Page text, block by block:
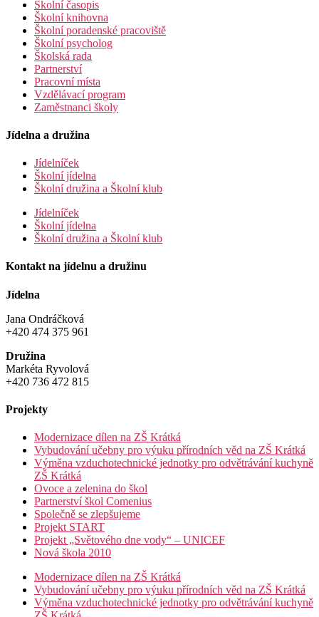
Školní časopis
Školní knihovna
Školní poradenské pracoviště
Školní psycholog
Školská rada
Partnerství
Pracovní místa
Vzdělávací program
Zaměstnanci školy
Jídelna a družina
Jídelníček
Školní jídelna
Školní družina a Školní klub
Jídelníček
Školní jídelna
Školní družina a Školní klub
Kontakt na jídelnu a družinu
Jídelna
Jana Ondráčková
+420 474 375 961
Družina
Markéta Ryvolová
+420 736 472 815
Projekty
Modernizace dílen na ZŠ Krátká
Vybudování učebny pro výuku přírodních věd na ZŠ Krátká
Výměna vzduchotechnické jednotky pro odvětrávání kuchyně
ZŠ Krátká
Ovoce a zelenina do škol
Partnerství škol Comenius
Společně se zlepšujeme
Projekt START
Projekt „Světového dne vody“ – UNICEF
Nová škola 2010
Modernizace dílen na ZŠ Krátká
Vybudování učebny pro výuku přírodních věd na ZŠ Krátká
Výměna vzduchotechnické jednotky pro odvětrávání kuchyně